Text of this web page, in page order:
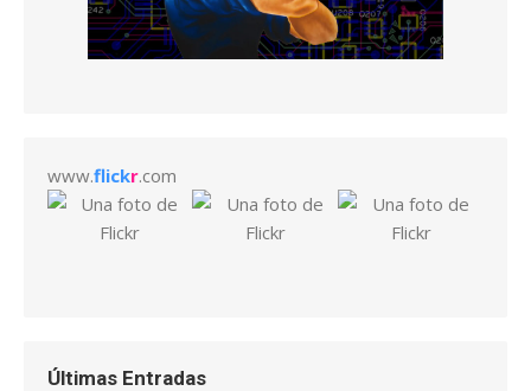
www.flickr.com
Últimas Entradas